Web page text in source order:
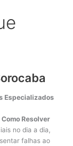
Especializados
Resolver
no dia a dia,
falhas ao